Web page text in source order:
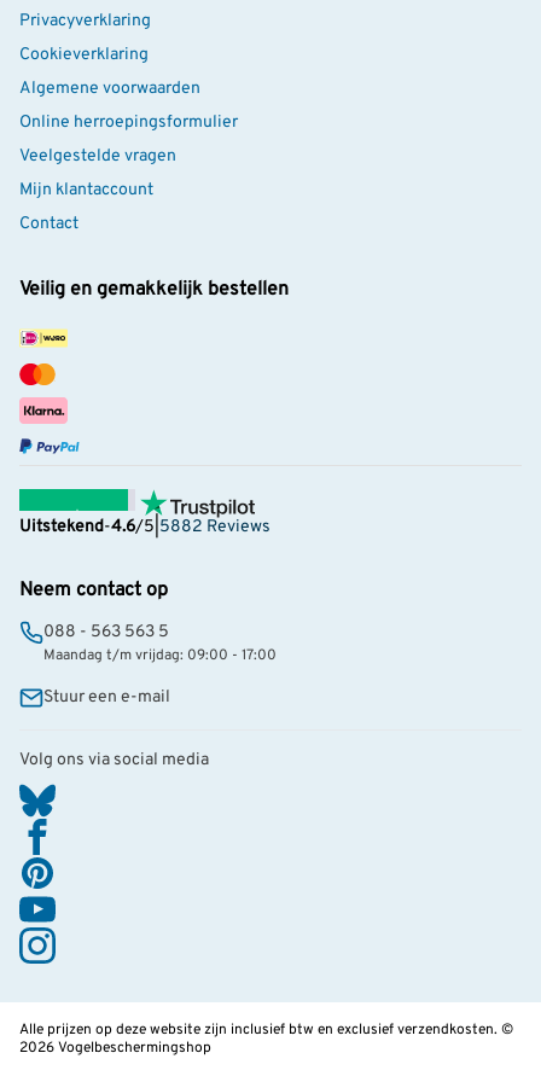
Vogelrijkestad.nl is een initiatief van Vogelbescherming
Nederland met praktische tips om je tuin
vogelvriendelijker te maken. Meer informatie over deze
struik lees jehier.
Privacyverklaring
Cookieverklaring
Algemene voorwaarden
Online herroepingsformulier
Veelgestelde vragen
Mijn klantaccount
Contact
Veilig en gemakkelijk bestellen
Uitstekend-4.6/5 5882 Reviews
Neem contact op
088 - 563 563 5
Maandag t/m vrijdag: 09:00 - 17:00
Stuur een e-mail
Volg ons via social media
Alle prijzen op deze website zijn inclusief btw en exclusief verzendkosten. ©
2026 Vogelbeschermingshop